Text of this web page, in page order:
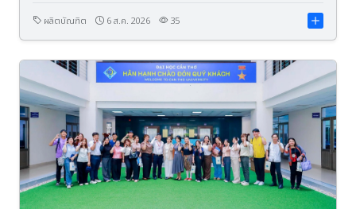
ผลิตบัณฑิต 6 ส.ค. 2026 35